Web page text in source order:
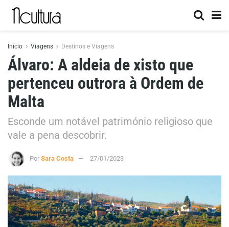
Início Viagens Destinos e Viagens
Álvaro: A aldeia de xisto que
pertenceu outrora à Ordem de
Malta
Esconde um notável património religioso que
vale a pena descobrir.
Por Sara Costa 27/01/2023